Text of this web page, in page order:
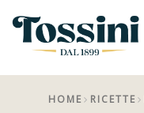
HOME RICETTE